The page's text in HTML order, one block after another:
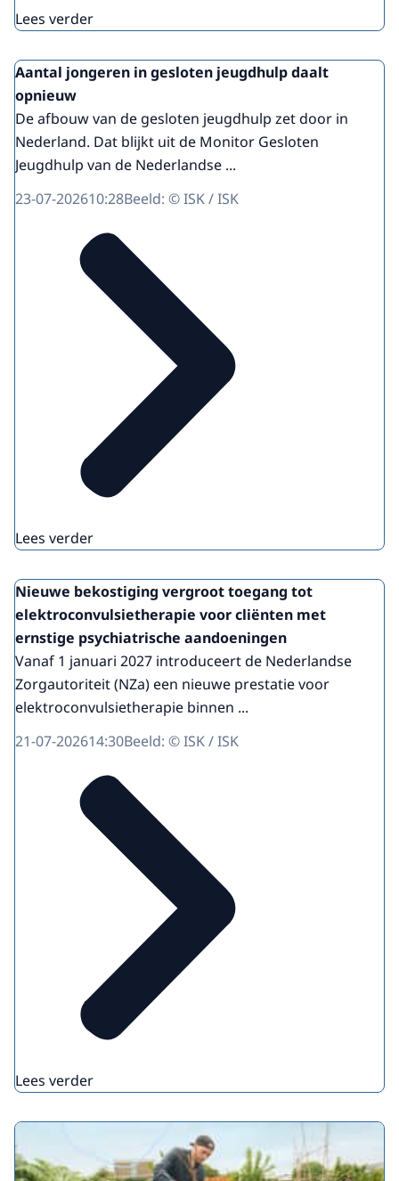
Lees verder
Aantal jongeren in gesloten jeugdhulp daalt
opnieuw
De afbouw van de gesloten jeugdhulp zet door in
Nederland. Dat blijkt uit de Monitor Gesloten
Jeugdhulp van de Nederlandse ...
23-07-202610:28Beeld: © ISK / ISK
Lees verder
Nieuwe bekostiging vergroot toegang tot
elektroconvulsietherapie voor cliënten met
ernstige psychiatrische aandoeningen
Vanaf 1 januari 2027 introduceert de Nederlandse
Zorgautoriteit (NZa) een nieuwe prestatie voor
elektroconvulsietherapie binnen ...
21-07-202614:30Beeld: © ISK / ISK
Lees verder